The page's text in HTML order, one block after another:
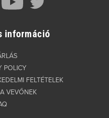
információ
POLICY
FELTÉTELEK
VEVŐNEK